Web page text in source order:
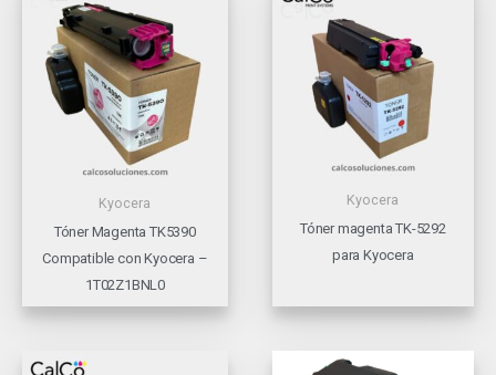
Kyocera
Tóner Magenta TK5390
Compatible con Kyocera –
1T02Z1BNL0
Kyocera
Tóner magenta TK-5292
para Kyocera